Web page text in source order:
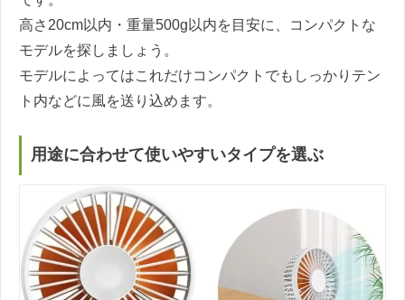
高さ20cm以内・重量500g以内を目安に、コンパクトな
モデルを探しましょう。
モデルによってはこれだけコンパクトでもしっかりテン
ト内などに風を送り込めます。
用途に合わせて使いやすいタイプを選ぶ